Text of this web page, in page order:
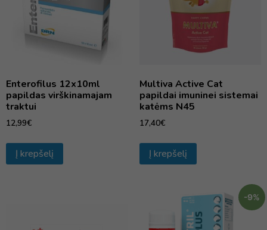
Enterofilus 12x10ml
papildas virškinamajam
traktui
12,99€
Į krepšelį
Multiva Active Cat
papildai imuninei sistemai
katėms N45
17,40€
Į krepšelį
-9%